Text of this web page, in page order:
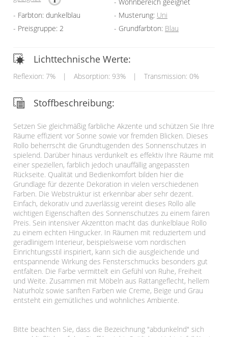
Farbton: dunkelblau
Musterung: Uni
Preisgruppe: 2
Grundfarbton: Blau
Lichttechnische Werte:
Reflexion: 7% | Absorption: 93% | Transmission: 0%
Stoffbeschreibung:
Setzen Sie gleichmäßig farbliche Akzente und schützen Sie Ihre
Räume effizient vor Sonne sowie vor fremden Blicken. Dieses
Rollo beherrscht die Grundtugenden des Sonnenschutzes in
spielend. Darüber hinaus verdunkelt es effektiv Ihre Räume mit
einer speziellen, farblich jedoch unauffällig angepassten
Rückseite. Qualität und Bedienkomfort bilden hier die
Grundlage für dezente Dekoration in vielen verschiedenen
Farben. Die Webstruktur ist erkennbar aber sehr dezent.
Einfach, dekorativ und zuverlässig vereint dieses Rollo alle
wichtigen Eigenschaften des Sonnenschutzes zu einem fairen
Preis. Sein intensiver Akzentton macht das dunkelblaue Rollo
zu einem echten Hingucker. In Räumen mit reduziertem und
geradlinigem Interieur, beispielsweise vom nordischen
Einrichtungsstil inspiriert, kann sich die ausgleichende und
entspannende Wirkung des Fensterschmucks besonders gut
entfalten. Die Farbe vermittelt ein Gefühl von Ruhe, Freiheit
und Weite. Zusammen mit Möbeln aus Rattangeflecht, hellem
Naturholz sowie sanften Farben wie Creme, Beige und Grau
entsteht ein gemütliches und wohnliches Ambiente.
Bitte beachten Sie, dass die Bezeichnung "abdunkelnd" sich